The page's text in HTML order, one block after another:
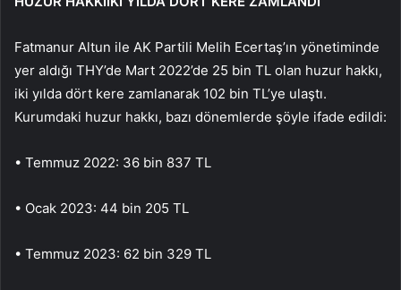
Fatmanur Altun ile AK Partili Melih Ecertaş’ın yönetiminde
yer aldığı THY’de Mart 2022’de 25 bin TL olan huzur hakkı,
iki yılda dört kere zamlanarak 102 bin TL’ye ulaştı.
Kurumdaki huzur hakkı, bazı dönemlerde şöyle ifade edildi:
• Temmuz 2022: 36 bin 837 TL
• Ocak 2023: 44 bin 205 TL
• Temmuz 2023: 62 bin 329 TL